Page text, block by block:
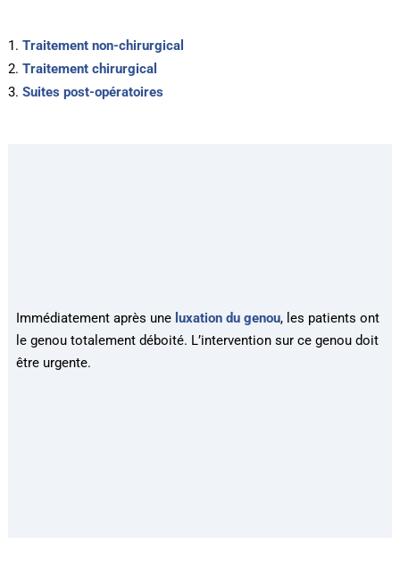
Traitement non-chirurgical
Traitement chirurgical
Suites post-opératoires
Immédiatement après une luxation du genou, les patients ont
le genou totalement déboité. L’intervention sur ce genou doit
être urgente.